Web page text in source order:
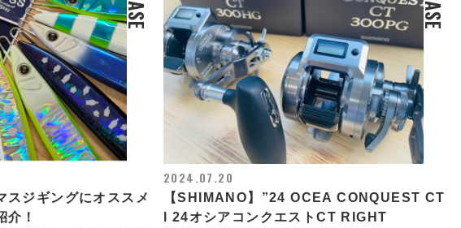
スジギングにオススメ
介！
2024.07.20
【SHIMANO】”24 OCEA CONQUEST CT
l 24オシアコンクエストCT RIGHT